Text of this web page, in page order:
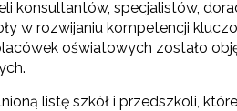
trenerów"
zawodowe"
konsultantów, specjalistów,
w rozwijaniu kompetencji
oświatowych zostało
listę szkół i przedszkoli,